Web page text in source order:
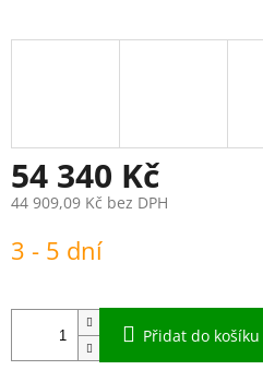
54 340 Kč
44 909,09 Kč bez DPH
cena:
3 - 5 dní
Přidat do košíku